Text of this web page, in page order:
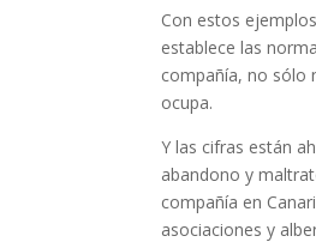
Con estos
establece las
compañía, no sólo
ocupa.
Y las cifras están
abandono y
compañía en
asociaciones y